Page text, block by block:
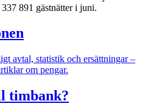
891 gästnätter i juni.
avtal, statistik och ersättningar –
om pengar.
timbank?